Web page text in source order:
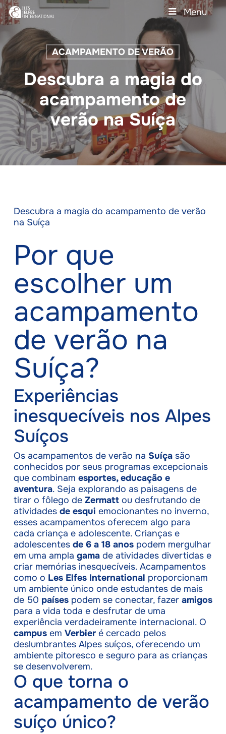
Skip
to
main
content
Menu
ACAMPAMENTO DE VERÃO
Descubra a magia do
acampamento de
verão na Suíça
Descubra a magia do acampamento de verão
na Suíça
Por que
escolher um
acampamento
de verão na
Suíça?
Experiências
inesquecíveis nos Alpes
Suíços
Os acampamentos de verão na Suíçasão
conhecidos por seus programas excepcionais
que combinam esportes, educação e
aventura. Seja explorando as paisagens de
tirar o fôlego de Zermattou desfrutando de
atividades de esqui emocionantes no inverno,
esses acampamentos oferecem algo para
cada criança e adolescente. Crianças e
adolescentes de 6 a 18 anospodem mergulhar
em uma ampla gamade atividades divertidas e
criar memórias inesquecíveis. Acampamentos
como o Les Elfes International proporcionam
um ambiente único onde estudantes de mais
de 50 paísespodem se conectar, fazer amigos
para a vida toda e desfrutar de uma
experiência verdadeiramente internacional. O
campusem Verbieré cercado pelos
deslumbrantes Alpes suíços, oferecendo um
ambiente pitoresco e seguro para as crianças
se desenvolverem.
O que torna o
acampamento de verão
suíço único?
Close